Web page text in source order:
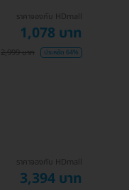
ราคาจองกับ HDmall
1,078 บาท
2,999 บาท ประหยัด 64%
ราคาจองกับ HDmall
3,394 บาท